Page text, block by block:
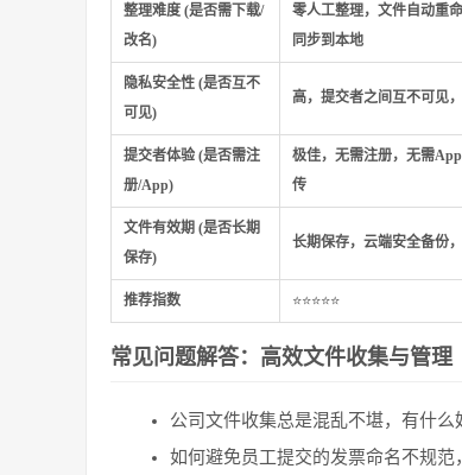
整理难度 (是否需下载/
改名)
零人工整理，文件自动重
同步到本地
隐私安全性 (是否互不
可见)
高，提交者之间互不可见
提交者体验 (是否需注
册/App)
极佳，无需注册，无需
传
文件有效期 (是否长期
保存)
长期保存，云端安全备份
推荐指数 ⭐⭐⭐⭐⭐
常见问题解答：高效文件收集与管理
公司文件收集总是混乱不堪，有什么
如何避免员工提交的发票命名不规范